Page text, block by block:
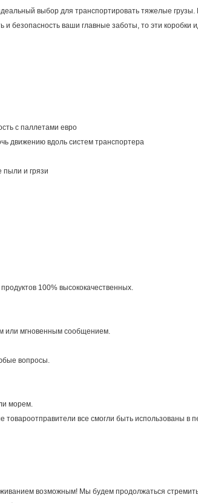
выбор для транспортировать тяжелые
и безопасность ваши главные заботы, то эти коробки
с паллетами евро
движению вдоль систем транспортера
пыли и грязи
100% высококачественных.
или мгновенным сообщением.
вопросы.
морем.
все смогли быть использованы в
возможным! Мы будем продолжаться